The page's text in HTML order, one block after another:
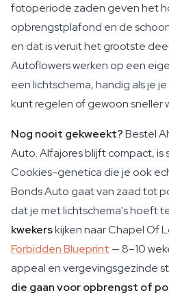
fotoperiode zaden geven het
opbrengstplafond en de
en dat is veruit het grootste
Autoflowers werken op een
een lichtschema, handig als je
kunt regelen of gewoon sneller
Nog nooit gekweekt?Bestel
Auto. Alfajores blijft compact,
Cookies-genetica die je ook
Bonds Auto gaat van zaad tot
dat je met lichtschema's hoeft
kwekerskijken naar Chapel Of
Forbidden Blueprint — 8–10
appeal en vergevingsgezinde
die gaan voor opbrengst of